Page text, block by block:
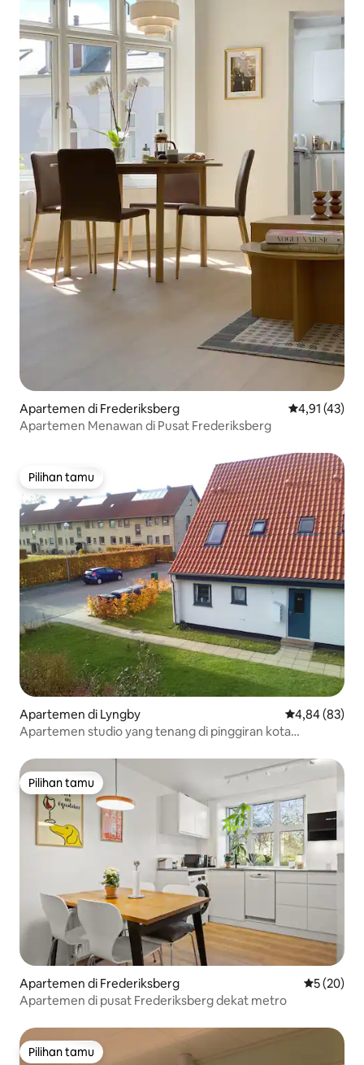
Apartemen di Frederiksberg Nilai rata-
4,91 (43)
Apartemen Menawan di Pusat Frederiksberg
Pilihan tamu
Pilihan tamu
Apartemen di Lyngby Nilai rata-rata
4,84 (83)
Apartemen studio yang tenang di pinggiran kota
Pilihan tamu
Pilihan tamu
Apartemen di Frederiksberg Nilai rata-
5 (20)
Apartemen di pusat Frederiksberg dekat metro
Pilihan tamu
Pilihan tamu